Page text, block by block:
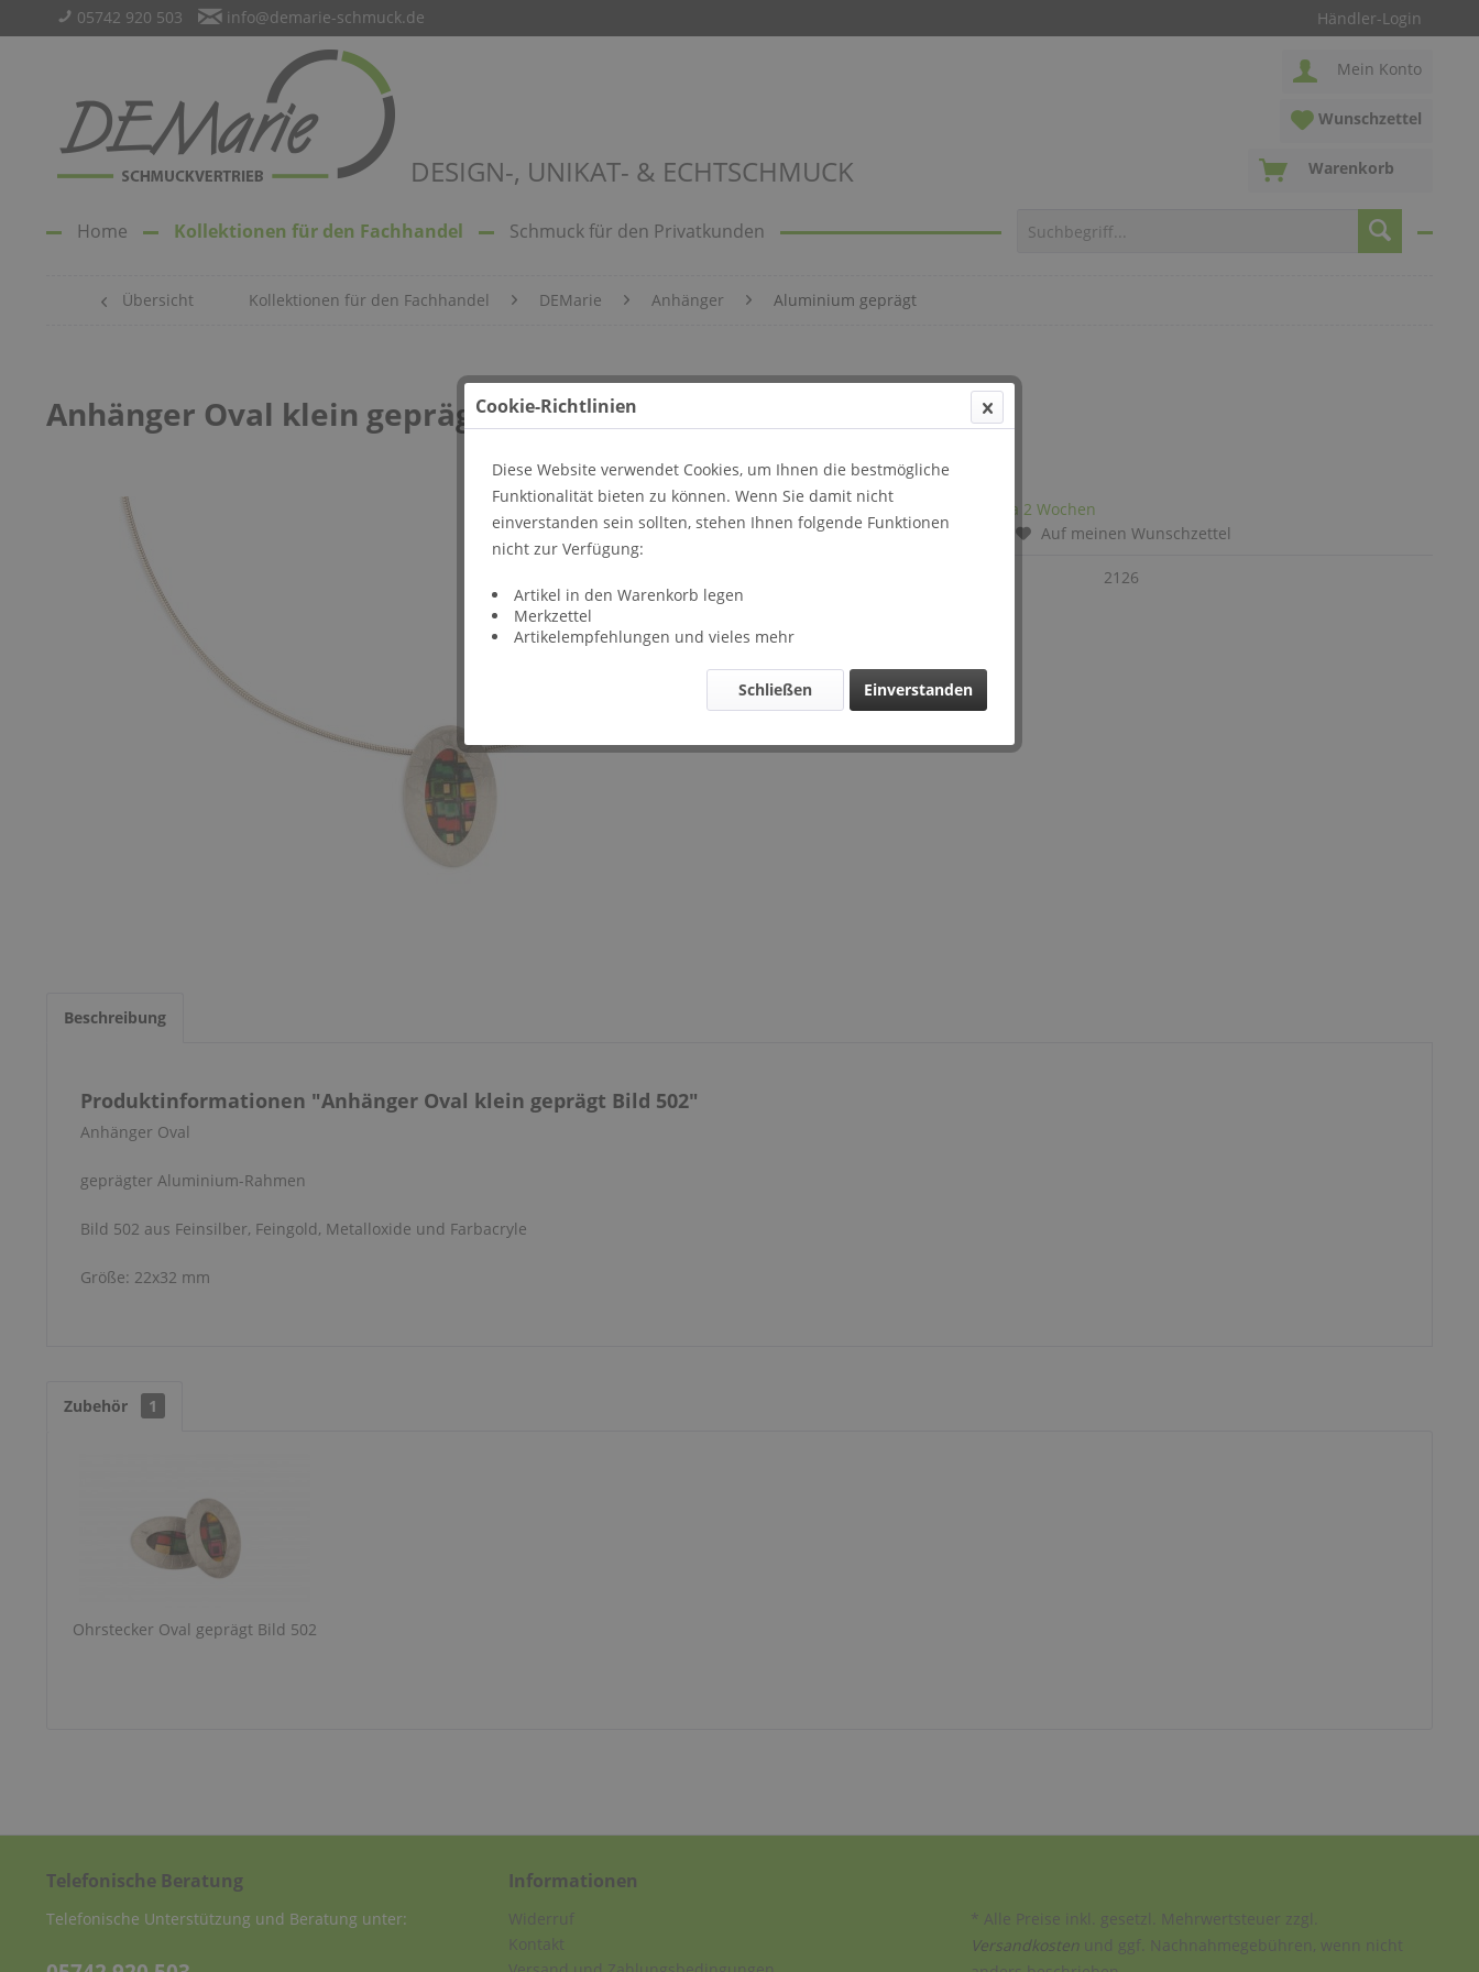
Händler-Login
05742 920 503 info@demarie-schmuck.de
DESIGN-, UNIKAT- & ECHTSCHMUCK
Mein Konto
Wunschzettel
Warenkorb
Home Kollektionen für den Fachhandel Schmuck für den Privatkunden
Übersicht Kollektionen für den Fachhandel DEMarie Anhänger Aluminium geprägt
Anhänger Oval klein geprägt Bild 502
Lieferzeit: ca 2 Wochen
Vergleichen
Auf meinen Wunschzettel
2126
Beschreibung
Produktinformationen "Anhänger Oval klein geprägt Bild 502"
Anhänger Oval
geprägter Aluminium-Rahmen
Bild 502 aus Feinsilber, Feingold, Metalloxide und Farbacryle
Größe: 22x32 mm
Zubehör 1
Ohrstecker Oval geprägt Bild 502
Telefonische Beratung
Telefonische Unterstützung und Beratung unter:
Informationen
Widerruf
Kontakt
* Alle Preise inkl. gesetzl. Mehrwertsteuer zzgl.
Versandkosten und ggf. Nachnahmegebühren, wenn nicht
Cookie-Richtlinien
Diese Website verwendet Cookies, um Ihnen die bestmögliche
Funktionalität bieten zu können. Wenn Sie damit nicht
einverstanden sein sollten, stehen Ihnen folgende Funktionen
nicht zur Verfügung:
Artikel in den Warenkorb legen
Merkzettel
Artikelempfehlungen und vieles mehr
Einverstanden
Schließen